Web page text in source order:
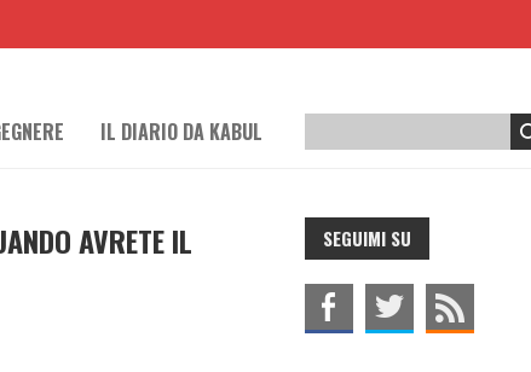
IL DIARIO DA KABUL
AVRETE IL
SEGUIMI SU